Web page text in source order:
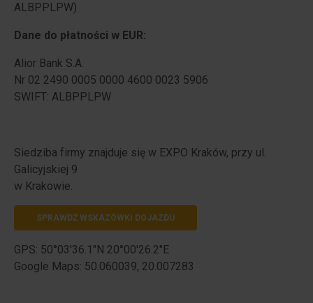
ALBPPLPW)
Dane do płatności w EUR:
Alior Bank S.A.
Nr 02 2490 0005 0000 4600 0023 5906
SWIFT: ALBPPLPW
Siedziba firmy znajduje się w EXPO Kraków, przy ul.
Galicyjskiej 9
​w Krakowie.​
SPRAWDŹ WSKAZÓWKI DOJAZDU
GPS: 50°03'36.1"N 20°00'26.2"E
​Google Maps: 50.060039, 20.007283